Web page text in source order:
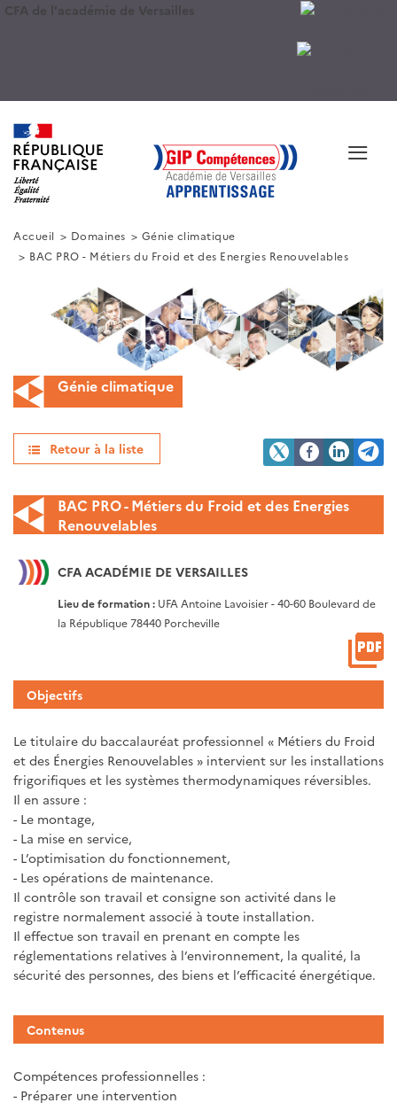
CFA de l'académie de Versailles
≡
Accueil Domaines
Génie climatique
BAC PRO - Métiers du Froid et des Energies Renouvelables
Génie climatique
Retour à la liste
BAC PRO - Métiers du Froid et des Energies
Renouvelables
CFA ACADÉMIE DE VERSAILLES
Lieu de formation : UFA Antoine Lavoisier - 40-60 Boulevard de
la République 78440 Porcheville
Objectifs
Le titulaire du baccalauréat professionnel « Métiers du Froid
et des Énergies Renouvelables » intervient sur les installations
frigorifiques et les systèmes thermodynamiques réversibles.
Il en assure :
- Le montage,
- La mise en service,
- L’optimisation du fonctionnement,
- Les opérations de maintenance.
Il contrôle son travail et consigne son activité dans le
registre normalement associé à toute installation.
Il effectue son travail en prenant en compte les
réglementations relatives à l’environnement, la qualité, la
sécurité des personnes, des biens et l’efficacité énergétique.
Contenus
Compétences professionnelles :
- Préparer une intervention